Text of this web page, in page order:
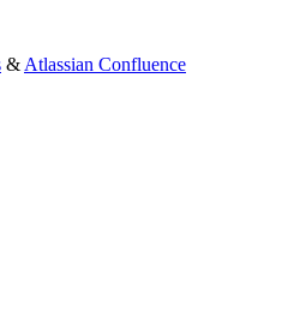
& Atlassian Confluence